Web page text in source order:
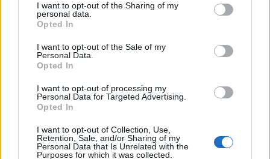
I want to opt-out of the Sharing of my
personal data.
Opted In
I want to opt-out of the Sale of my
Personal Data.
Opted In
I want to opt-out of processing my
Personal Data for Targeted Advertising.
Opted In
I want to opt-out of Collection, Use,
Retention, Sale, and/or Sharing of my
Personal Data that Is Unrelated with the
Purposes for which it was collected.
2025-04-16
Abbattimento quota partecipazione imprese a
D58I24000080009
Unione Regionale delle Camere di commercio
980 euro
2025-03-19
Esonero dal versamento dei contributi previdenziali
per nuove assunzioni/trasformazioni a tempo
indeterminato nel bienni